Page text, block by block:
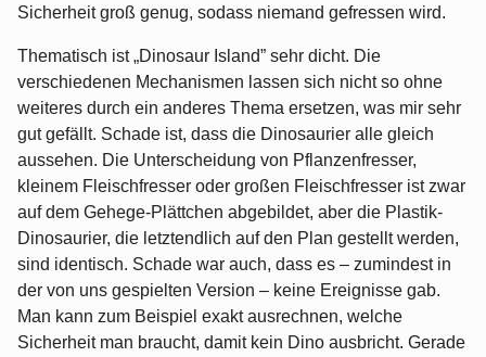
Sicherheit groß genug, sodass niemand gefressen wird.
Thematisch ist „Dinosaur Island” sehr dicht. Die
verschiedenen Mechanismen lassen sich nicht so ohne
weiteres durch ein anderes Thema ersetzen, was mir sehr
gut gefällt. Schade ist, dass die Dinosaurier alle gleich
aussehen. Die Unterscheidung von Pflanzenfresser,
kleinem Fleischfresser oder großen Fleischfresser ist zwar
auf dem Gehege-Plättchen abgebildet, aber die Plastik-
Dinosaurier, die letztendlich auf den Plan gestellt werden,
sind identisch. Schade war auch, dass es – zumindest in
der von uns gespielten Version – keine Ereignisse gab.
Man kann zum Beispiel exakt ausrechnen, welche
Sicherheit man braucht, damit kein Dino ausbricht. Gerade